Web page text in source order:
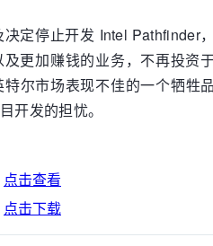
定停止开发 Intel Pathfinder
更加赚钱的业务，不再投资
尔市场表现不佳的一个牺牲
开发的担忧。
点击查看
点击下载